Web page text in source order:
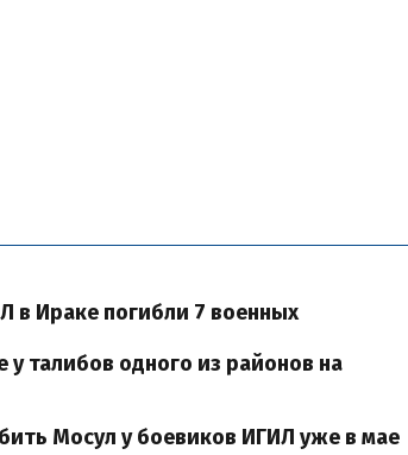
в Ираке погибли 7 военных
у талибов одного из районов на
Мосул у боевиков ИГИЛ уже в мае